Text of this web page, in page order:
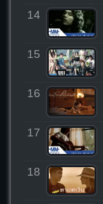
14
15
16
17
18